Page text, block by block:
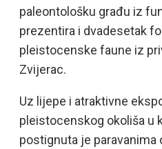
paleontološku građu iz
prezentira i dvadesetak
pleistocenske faune iz
Zvijerac.
Uz lijepe i atraktivne
pleistocenskog okoliša u
postignuta je